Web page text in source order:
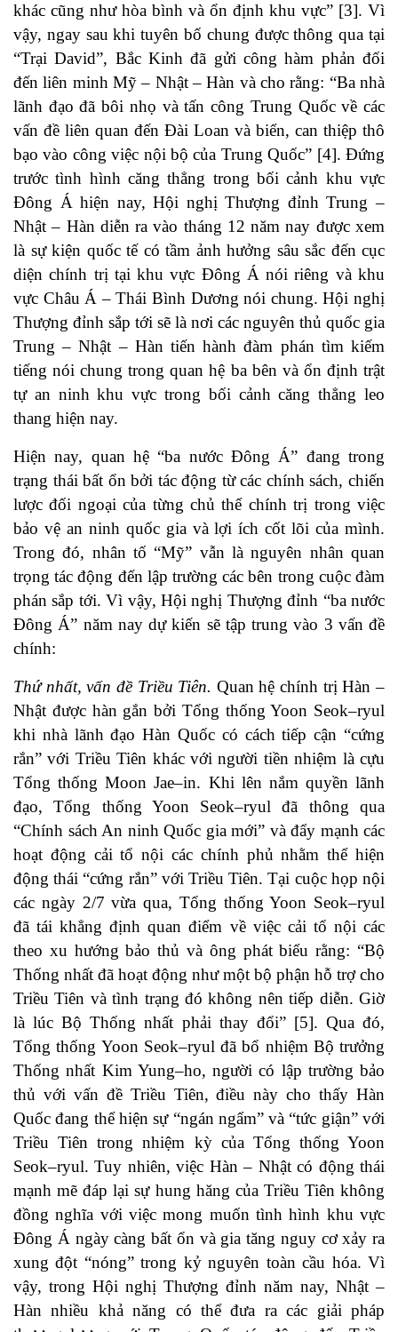
khác cũng như hòa bình và ổn định khu vực” [3]. Vì
vậy, ngay sau khi tuyên bố chung được thông qua tại
“Trại David”, Bắc Kinh đã gửi công hàm phản đối
đến liên minh Mỹ – Nhật – Hàn và cho rằng: “Ba nhà
lãnh đạo đã bôi nhọ và tấn công Trung Quốc về các
vấn đề liên quan đến Đài Loan và biển, can thiệp thô
bạo vào công việc nội bộ của Trung Quốc” [4]. Đứng
trước tình hình căng thẳng trong bối cảnh khu vực
Đông Á hiện nay, Hội nghị Thượng đỉnh Trung –
Nhật – Hàn diễn ra vào tháng 12 năm nay được xem
là sự kiện quốc tế có tầm ảnh hưởng sâu sắc đến cục
diện chính trị tại khu vực Đông Á nói riêng và khu
vực Châu Á – Thái Bình Dương nói chung. Hội nghị
Thượng đỉnh sắp tới sẽ là nơi các nguyên thủ quốc gia
Trung – Nhật – Hàn tiến hành đàm phán tìm kiếm
tiếng nói chung trong quan hệ ba bên và ổn định trật
tự an ninh khu vực trong bối cảnh căng thẳng leo
thang hiện nay.
Hiện nay, quan hệ “ba nước Đông Á” đang trong
trạng thái bất ổn bởi tác động từ các chính sách, chiến
lược đối ngoại của từng chủ thể chính trị trong việc
bảo vệ an ninh quốc gia và lợi ích cốt lõi của mình.
Trong đó, nhân tố “Mỹ” vẫn là nguyên nhân quan
trọng tác động đến lập trường các bên trong cuộc đàm
phán sắp tới. Vì vậy, Hội nghị Thượng đỉnh “ba nước
Đông Á” năm nay dự kiến sẽ tập trung vào 3 vấn đề
chính:
Thứ nhất, vấn đề Triều Tiên. Quan hệ chính trị Hàn –
Nhật được hàn gắn bởi Tổng thống Yoon Seok–ryul
khi nhà lãnh đạo Hàn Quốc có cách tiếp cận “cứng
rắn” với Triều Tiên khác với người tiền nhiệm là cựu
Tổng thống Moon Jae–in. Khi lên nắm quyền lãnh
đạo, Tổng thống Yoon Seok–ryul đã thông qua
“Chính sách An ninh Quốc gia mới” và đẩy mạnh các
hoạt động cải tổ nội các chính phủ nhằm thể hiện
động thái “cứng rắn” với Triều Tiên. Tại cuộc họp nội
các ngày 2/7 vừa qua, Tổng thống Yoon Seok–ryul
đã tái khẳng định quan điểm về việc cải tổ nội các
theo xu hướng bảo thủ và ông phát biểu rằng: “Bộ
Thống nhất đã hoạt động như một bộ phận hỗ trợ cho
Triều Tiên và tình trạng đó không nên tiếp diễn. Giờ
là lúc Bộ Thống nhất phải thay đổi” [5]. Qua đó,
Tổng thống Yoon Seok–ryul đã bổ nhiệm Bộ trưởng
Thống nhất Kim Yung–ho, người có lập trường bảo
thủ với vấn đề Triều Tiên, điều này cho thấy Hàn
Quốc đang thể hiện sự “ngán ngẩm” và “tức giận” với
Triều Tiên trong nhiệm kỳ của Tổng thống Yoon
Seok–ryul. Tuy nhiên, việc Hàn – Nhật có động thái
mạnh mẽ đáp lại sự hung hăng của Triều Tiên không
đồng nghĩa với việc mong muốn tình hình khu vực
Đông Á ngày càng bất ổn và gia tăng nguy cơ xảy ra
xung đột “nóng” trong kỷ nguyên toàn cầu hóa. Vì
vậy, trong Hội nghị Thượng đỉnh năm nay, Nhật –
Hàn nhiều khả năng có thể đưa ra các giải pháp